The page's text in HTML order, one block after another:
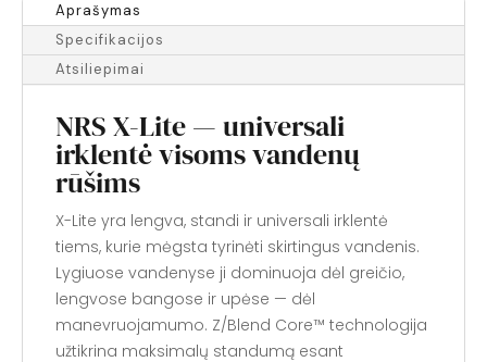
Aprašymas
Specifikacijos
Atsiliepimai
NRS X-Lite — universali
irklentė visoms vandenų
rūšims
X-Lite yra lengva, standi ir universali irklentė
tiems, kurie mėgsta tyrinėti skirtingus vandenis.
Lygiuose vandenyse ji dominuoja dėl greičio,
lengvose bangose ir upėse — dėl
manevruojamumo. Z/Blend Core™ technologija
užtikrina maksimalų standumą esant